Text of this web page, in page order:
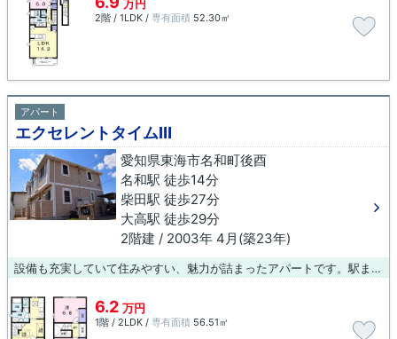
万円
2階 / 1LDK / 専有面積 52.30㎡
アパート
エクセレントタイムⅢ
愛知県東海市名和町後酉
名和駅 徒歩14分
柴田駅 徒歩27分
大高駅 徒歩29分
2階建 / 2003年 4月(築23年)
設備も充実していて住みやすい、魅力が詰まったアパートです。駅まで徒歩13分の物件です。当社の取り扱う東海市内の賃貸物件で新生活を始めませんか？住環境が整っており、利便性の高い暮らしができます。ぜひお気軽に当社へご連絡下さい。
6.2 万円
1階 / 2LDK / 専有面積 56.51㎡